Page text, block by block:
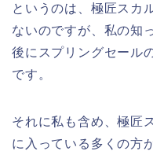
というのは、極匠スカ
ないのですが、私の知
後にスプリングセール
です。
それに私も含め、極匠
に入っている多くの方